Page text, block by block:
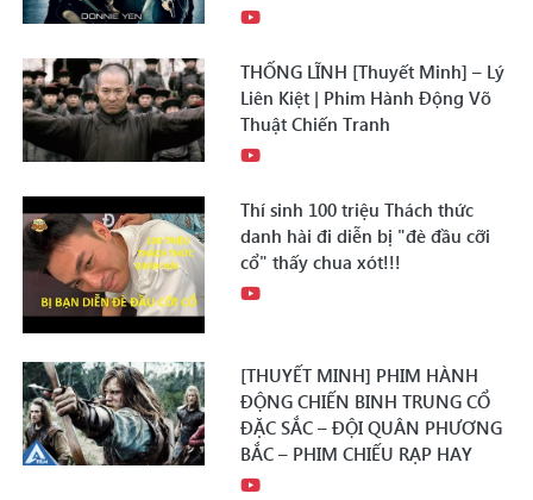
THỐNG LĨNH [Thuyết Minh] – Lý
Liên Kiệt | Phim Hành Động Võ
Thuật Chiến Tranh
Thí sinh 100 triệu Thách thức
danh hài đi diễn bị "đè đầu cỡi
cổ" thấy chua xót!!!
[THUYẾT MINH] PHIM HÀNH
ĐỘNG CHIẾN BINH TRUNG CỔ
ĐẶC SẮC – ĐỘI QUÂN PHƯƠNG
BẮC – PHIM CHIẾU RẠP HAY